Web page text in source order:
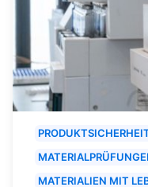
MATERIALIEN MIT